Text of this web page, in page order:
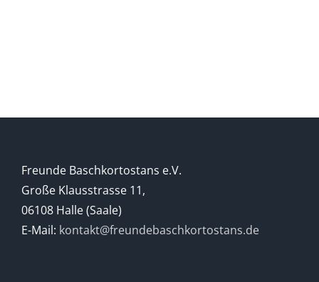
Freunde Baschkortostans e.V.
Große Klausstrasse 11,
06108 Halle (Saale)
E-Mail: kontakt@freundebaschkortostans.de